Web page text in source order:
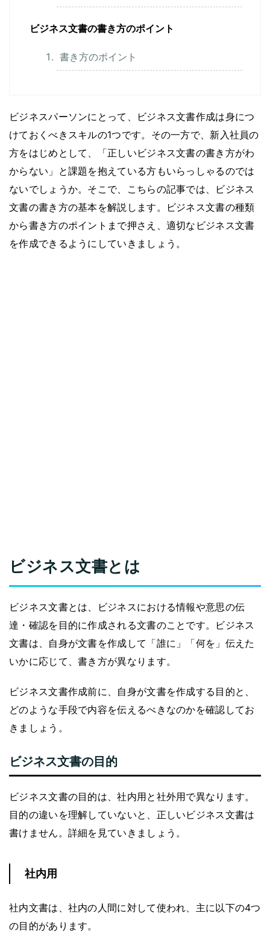
ビジネス文書の書き方のポイント
書き方のポイント
ビジネスパーソンにとって、ビジネス文書作成は身につ
けておくべきスキルの1つです。その一方で、新入社員の
方をはじめとして、「正しいビジネス文書の書き方がわ
からない」と課題を抱えている方もいらっしゃるのでは
ないでしょうか。そこで、こちらの記事では、ビジネス
文書の書き方の基本を解説します。ビジネス文書の種類
から書き方のポイントまで押さえ、適切なビジネス文書
を作成できるようにしていきましょう。
ビジネス文書とは
ビジネス文書とは、ビジネスにおける情報や意思の伝
達・確認を目的に作成される文書のことです。ビジネス
文書は、自身が文書を作成して「誰に」「何を」伝えた
いかに応じて、書き方が異なります。
ビジネス文書作成前に、自身が文書を作成する目的と、
どのような手段で内容を伝えるべきなのかを確認してお
きましょう。
ビジネス文書の目的
ビジネス文書の目的は、社内用と社外用で異なります。
目的の違いを理解していないと、正しいビジネス文書は
書けません。詳細を見ていきましょう。
社内用
社内文書は、社内の人間に対して使われ、主に以下の4つ
の目的があります。